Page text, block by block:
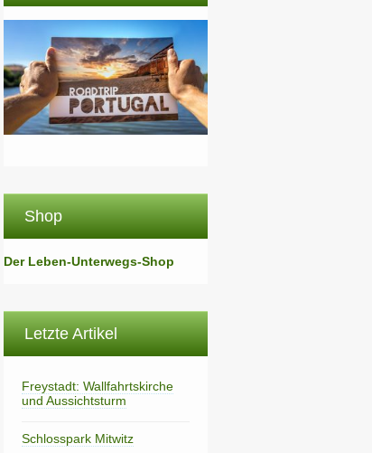
Shop
Der Leben-Unterwegs-Shop
Letzte Artikel
Freystadt: Wallfahrtskirche
und Aussichtsturm
Schlosspark Mitwitz